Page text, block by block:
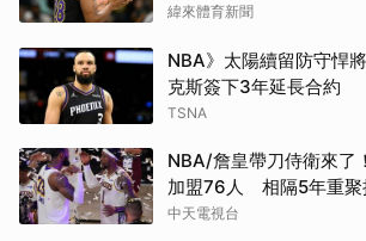
緯來體育新聞
NBA》太陽續留防守悍
克斯簽下3年延長合約
TSNA
NBA/詹皇帶刀侍衛來了
加盟76人 相隔5年重聚
中天電視台